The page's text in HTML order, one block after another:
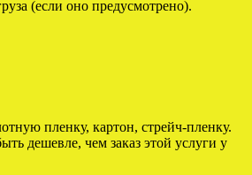
(если оно предусмотрено).
пленку, картон, стрейч-пленку.
дешевле, чем заказ этой услуги у